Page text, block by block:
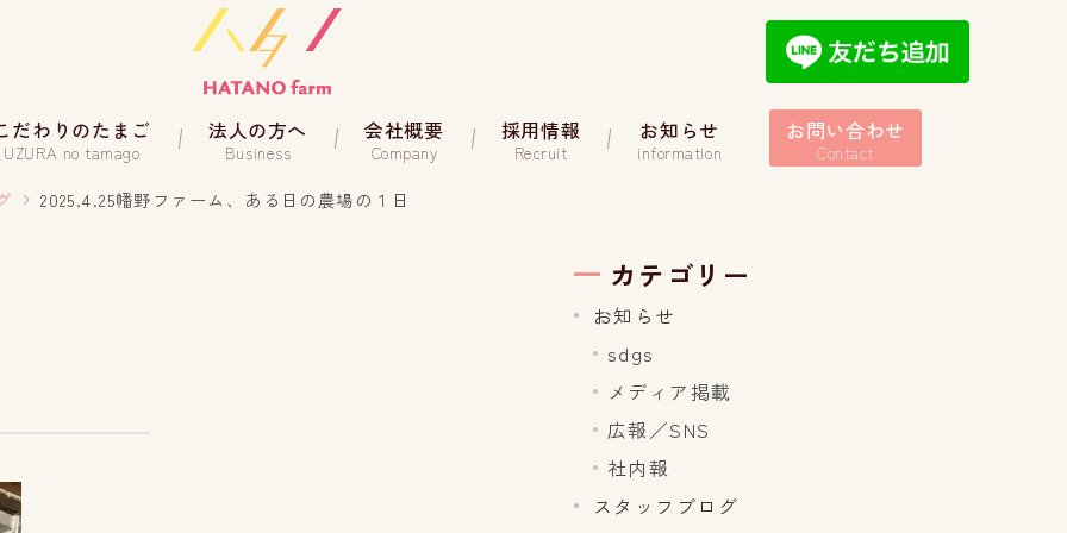
だわりのたまご
UZURA no tamago
法人の方へ
Business
会社概要
Company
採用情報
Recruit
お知らせ
information
お問い合わせ
Contact
2025.4.25幡野ファーム、ある日の農場の１日
カテゴリー
お知らせ
sdgs
メディア掲載
広報／SNS
社内報
スタッフブログ